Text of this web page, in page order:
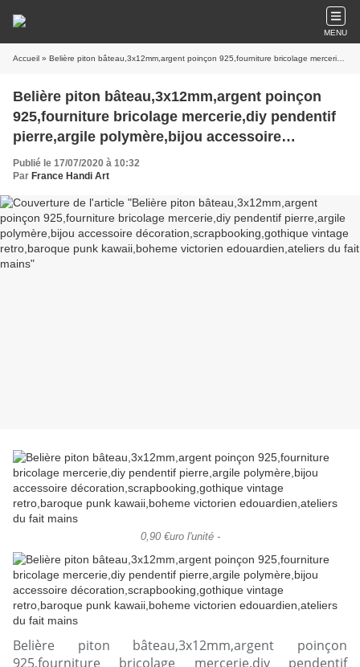
MENU
Accueil » Belière piton bâteau,3x12mm,argent poinçon 925,fourniture bricolage mercerie,diy pendentif pierre,argile polymère,bijou accessoire décoration,scrapbooking,gothique vintage retro,baroque punk kawaii,boheme victorien edouardien,ateliers du fait mains
Belière piton bâteau,3x12mm,argent poinçon
925,fourniture bricolage mercerie,diy pendentif
pierre,argile polymère,bijou accessoire
décoration,scrapbooking,gothique vintage
retro,baroque punk kawaii,boheme victorien
edouardien,ateliers du fait mains
Publié le 17/07/2020 à 10:32
Par France Handi Art
0,90 €uro l'unité -
Belière piton bâteau,3x12mm,argent poinçon
925,fourniture bricolage mercerie,diy pendentif